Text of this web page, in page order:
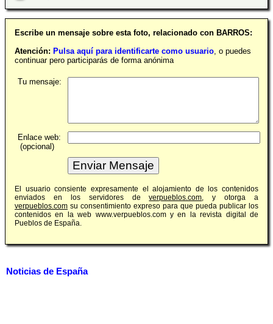
Escribe un mensaje sobre esta foto, relacionado con BARROS:
Atención: Pulsa aquí para identificarte como usuario, o puedes
continuar pero participarás de forma anónima
Tu mensaje:
Enlace web:
(opcional)
El usuario consiente expresamente el alojamiento de los contenidos
enviados en los servidores deverpueblos.com, y otorga a
verpueblos.com su consentimiento expreso para que pueda publicar los
contenidos en la web www.verpueblos.com y en la revista digital de
Pueblos de España.
Noticias de España